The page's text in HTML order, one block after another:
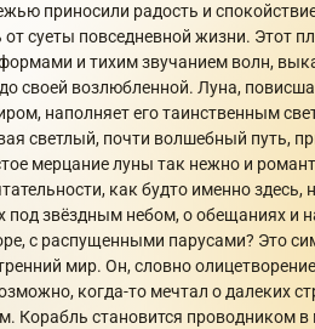
приносили радость и
от суеты повседневной жизни. Этот
и тихим звучанием волн,
своей возлюбленной. Луна,
наполняет его таинственным
светлый, почти волшебный путь,
мерцание луны так нежно и
как будто именно здесь,
под звёздным небом, о обещаниях и
с распущенными парусами? Это
мир. Он, словно
когда-то мечтал о далеких
Корабль становится проводником